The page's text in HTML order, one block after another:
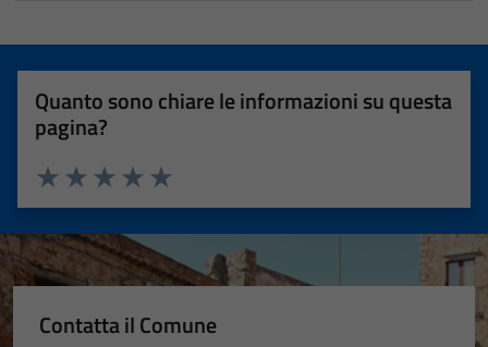
Quanto sono chiare le informazioni su questa
pagina?
Valuta 5 stelle su 5
Valuta 4 stelle su 5
Valuta 3 stelle su 5
Valuta 2 stelle su 5
Valuta 1 stelle su 5
Contatta il Comune